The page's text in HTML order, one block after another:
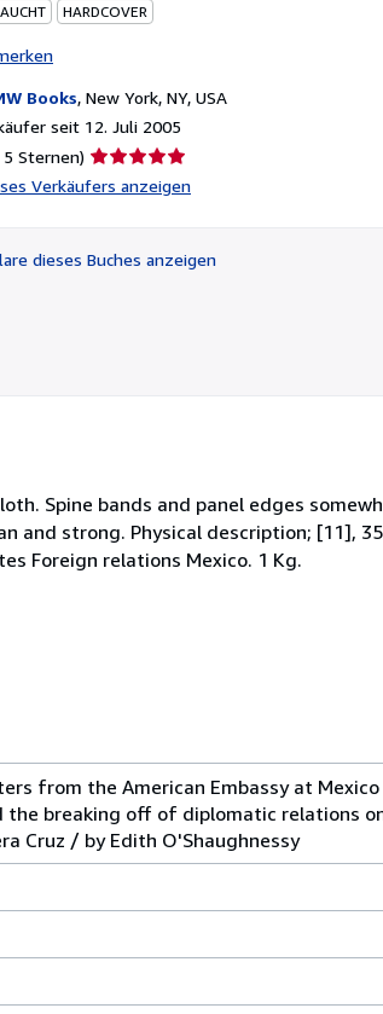
HARDCOVER
Books, New York, NY, USA
seit 12. Juli 2005
Sternen) Verkäuferbewertung
5
Sternen
Verkäufers anzeigen
dieses Buches anzeigen
Spine bands and panel edges
and strong. Physical description; [11],
Foreign relations Mexico. 1 Kg.
from the American Embassy at
the breaking off of diplomatic relations
Cruz / by Edith O'Shaughnessy